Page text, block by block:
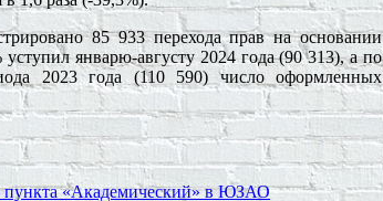
85 933 перехода прав на основании
январю-августу 2024 года (90 313), а по
2023 года (110 590) число оформленных
пункта «Академический» в ЮЗАО